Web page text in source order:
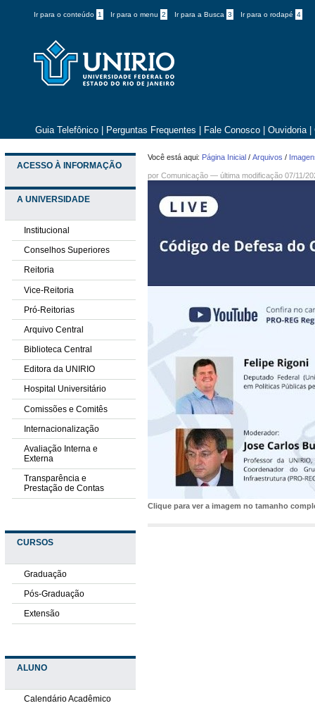
Ir para o conteúdo 1 Ir para o menu 2 Ir para a Busca 3 Ir para o rodapé 4
Guia Telefônico Perguntas Frequentes Fale Conosco Ouvidoria
ACESSO À INFORMAÇÃO
A UNIVERSIDADE
Institucional
Conselhos Superiores
Reitoria
Vice-Reitoria
Pró-Reitorias
Arquivo Central
Biblioteca Central
Editora da UNIRIO
Hospital Universitário
Comissões e Comitês
Internacionalização
Avaliação Interna e
Externa
Transparência e
Prestação de Contas
CURSOS
Graduação
Pós-Graduação
Extensão
ALUNO
Calendário Acadêmico
Você está aqui: Página Inicial /Arquivos /
porComunicação —última modificação 07/11/
Clique para ver a imagem no tamanho